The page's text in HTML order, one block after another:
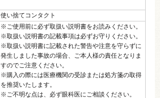
使い捨てコンタクト
※ご使用前に必ず取扱い説明書をお読みください。
※取扱い説明書の記載事項は必ずお守りください。
※取扱い説明書に記載された警告や注意を守らずに
発生しました事故の場合、ご本人様の責任となりま
すのでご注意ください。
※購入の際には医療機関の受診または処方箋の取得
を推奨いたします。
※ご不明な点は、必ず眼科医にご相談ください。